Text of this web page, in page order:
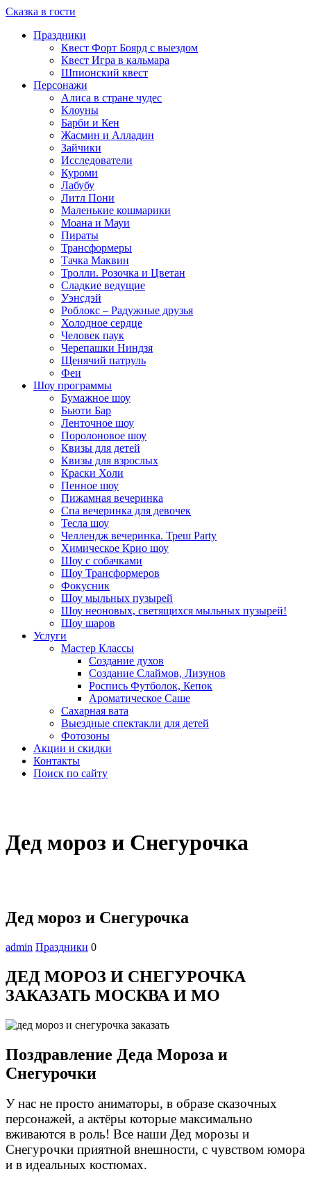
Сказка в гости
Праздники
Квест Форт Боярд с выездом
Квест Игра в кальмара
Шпионский квест
Персонажи
Алиса в стране чудес
Клоуны
Барби и Кен
Жасмин и Алладин
Зайчики
Исследователи
Куроми
Лабубу
Литл Пони
Маленькие кошмарики
Моана и Мауи
Пираты
Трансформеры
Тачка Маквин
Тролли. Розочка и Цветан
Сладкие ведущие
Уэнсдэй
Роблокс – Радужные друзья
Холодное сердце
Человек паук
Черепашки Ниндзя
Щенячий патруль
Феи
Шоу программы
Бумажное шоу
Бьюти Бар
Ленточное шоу
Поролоновое шоу
Квизы для детей
Квизы для взрослых
Краски Холи
Пенное шоу
Пижамная вечеринка
Спа вечеринка для девочек
Тесла шоу
Челлендж вечеринка. Треш Party
Химическое Крио шоу
Шоу с собачками
Шоу Трансформеров
Фокусник
Шоу мыльных пузырей
Шоу неоновых, светящихся мыльных пузырей!
Шоу шаров
Услуги
Мастер Классы
Создание духов
Создание Слаймов, Лизунов
Роспись Футболок, Кепок
Ароматическое Саше
Сахарная вата
Выездные спектакли для детей
Фотозоны
Акции и скидки
Контакты
Поиск по сайту
Дед мороз и Снегурочка
Дед мороз и Снегурочка
admin Праздники 0
ДЕД МОРОЗ И СНЕГУРОЧКА
ЗАКАЗАТЬ МОСКВА И МО
Поздравление Деда Мороза и
Снегурочки
У нас не просто аниматоры, в образе сказочных
персонажей, а актёры которые максимально
вживаются в роль! Все наши Дед морозы и
Снегурочки приятной внешности, с чувством юмора
и в идеальных костюмах.